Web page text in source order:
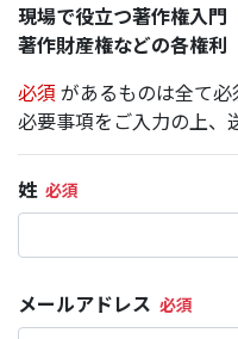
現場で役立つ著作権入門
著作財産権などの各権利
必須 があるものは全て必
必要事項をご入力の上、
姓
メールアドレス